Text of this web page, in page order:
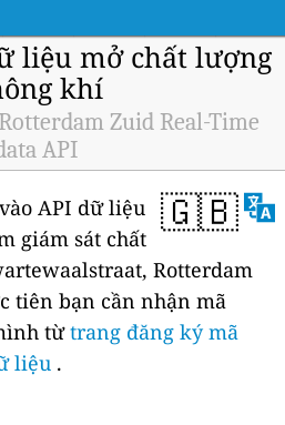
liệu mở chất lượng
khí
Zuid Real-Time
API
🇬🇧
API dữ liệu
giám sát chất
Rotterdam
tiên bạn cần nhận mã
từtrang đăng ký mã
liệu .